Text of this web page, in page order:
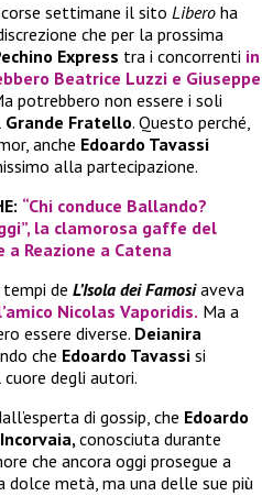
settimane il sito Libero ha
che per la prossima
Express tra i concorrenti in
Beatrice Luzzi e Giuseppe
potrebbero non essere i soli
Grande Fratello. Questo perché,
anche Edoardo Tavassi
alla partecipazione.
“Chi conduce Ballando?
la clamorosa gaffe del
a Reazione a Catena
de L’Isola dei Famosiaveva
Nicolas Vaporidis. Ma a
essere diverse. Deianira
che Edoardo Tavassi si
degli autori.
di gossip, che Edoardo
conosciuta durante
che ancora oggi prosegue a
dolce metà, ma una delle sue più